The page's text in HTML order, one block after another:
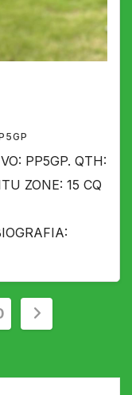
PP5GP. QTH:
ZONE: 15 CQ